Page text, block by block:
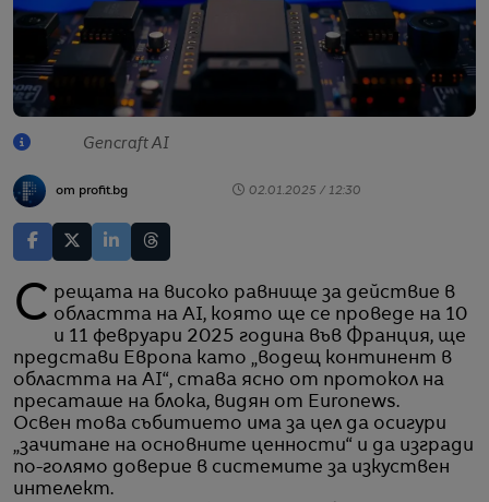
Gencraft AI
от profit.bg 02.01.2025 / 12:30
Срещата на високо равнище за действие в областта на AI, която ще се проведе на 10
и 11 февруари 2025 година във Франция, ще
представи Европа като „водещ континент в
областта на AI“, става ясно от протокол на
пресаташе на блока, видян от Euronews.
Освен това събитието има за цел да осигури
„зачитане на основните ценности“ и да изгради
по-голямо доверие в системите за изкуствен
интелект.